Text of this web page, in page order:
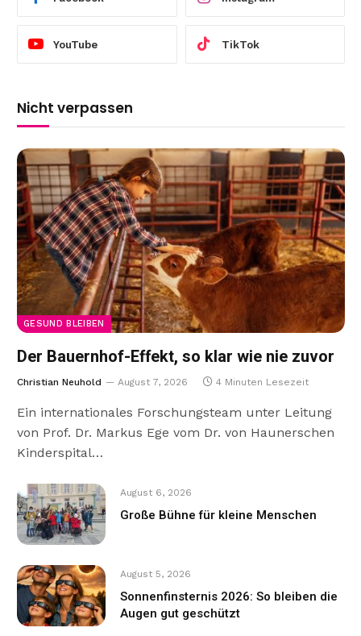
YouTube TikTok
Nicht verpassen
GESUND BLEIBEN
Der Bauernhof-Effekt, so klar wie nie zuvor
Christian Neuhold August 7, 2026 4 Minuten Lesezeit
Ein internationales Forschungsteam unter Leitung
von Prof. Dr. Markus Ege vom Dr. von Haunerschen
Kinderspital…
August 6, 2026
Große Bühne für kleine Menschen
August 5, 2026
Sonnenfinsternis 2026: So bleiben die
Augen gut geschützt